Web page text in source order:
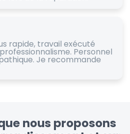
rapide, travail exécuté
Personnel
Je recommande
nous proposons